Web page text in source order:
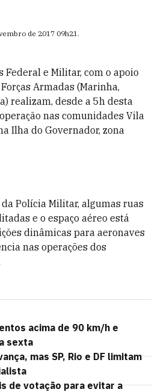
de 2017 09h21.
Federal e Militar, com o apoio
Armadas (Marinha,
realizam, desde a 5h desta
nas comunidades Vila
Ilha do Governador, zona
Polícia Militar, algumas ruas
e o espaço aéreo está
dinâmicas para aeronaves
nas operações dos
acima de 90 km/h e
sexta
mas SP, Rio e DF limitam
de votação para evitar a